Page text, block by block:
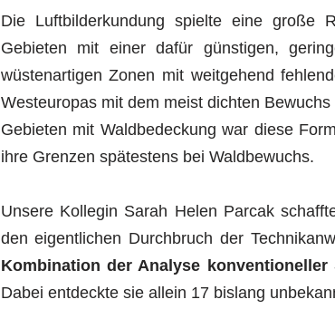
Die Luftbilderkundung spielte eine große
Gebieten mit einer dafür günstigen,
wüstenartigen Zonen mit weitgehend
Westeuropas mit dem meist dichten
Gebieten mit Waldbedeckung war diese
ihre Grenzen spätestens bei Waldbewuchs.
Unsere Kollegin Sarah Helen Parcak
den eigentlichen Durchbruch der
Kombination der Analyse
Dabei entdeckte sie allein 17 bislang